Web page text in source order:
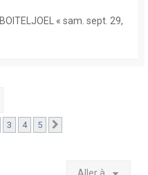
BOITELJOEL « sam. sept. 29,
3 4 5